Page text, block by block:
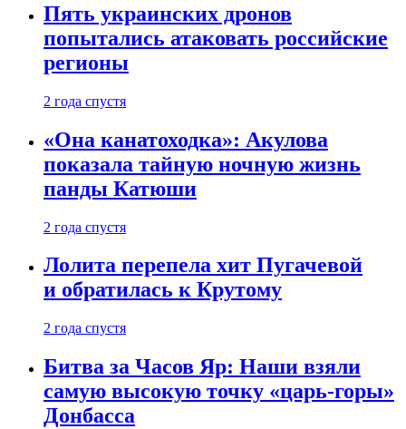
Пять украинских дронов
попытались атаковать российские
регионы
2 года спустя
«Она канатоходка»: Акулова
показала тайную ночную жизнь
панды Катюши
2 года спустя
Лолита перепела хит Пугачевой
и обратилась к Крутому
2 года спустя
Битва за Часов Яр: Наши взяли
самую высокую точку «царь-горы»
Донбасса